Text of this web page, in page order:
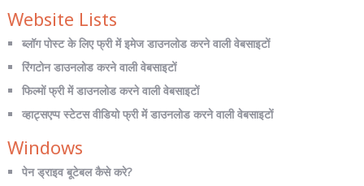
Website Lists
ब्लॉग पोस्ट के लिए फ्री में इमेज डाउनलोड करने वाली वेबसाइटों
रिंगटोन डाउनलोड करने वाली वेबसाइटों
फिल्मों फ्री में डाउनलोड करने वाली वेबसाइटों
व्हाट्सएप्प स्टेटस वीडियो फ्री में डाउनलोड करने वाली वेबसाइटों
Windows
पेन ड्राइव बूटेबल कैसे करे?